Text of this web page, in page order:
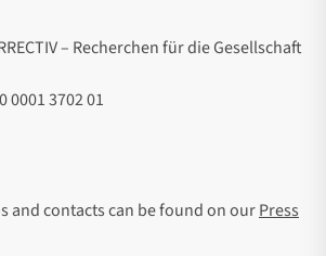
– Recherchen für die Gesellschaft
0001 3702 01
and contacts can be found on ourPress